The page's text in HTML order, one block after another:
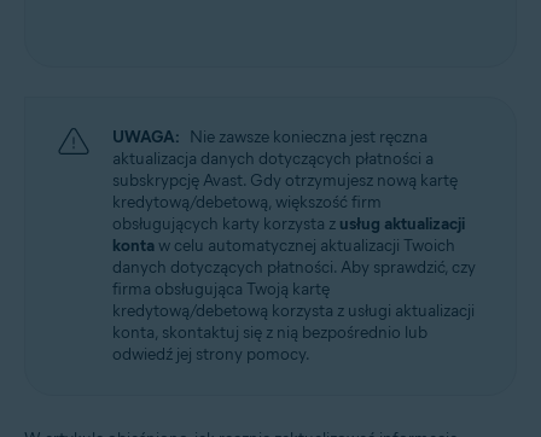
UWAGA: Nie zawsze konieczna jest ręczna
aktualizacja danych dotyczących płatności a
subskrypcję Avast. Gdy otrzymujesz nową kartę
kredytową/debetową, większość firm
obsługujących karty korzysta z usług aktualizacji
konta w celu automatycznej aktualizacji Twoich
danych dotyczących płatności. Aby sprawdzić, czy
firma obsługująca Twoją kartę
kredytową/debetową korzysta z usługi aktualizacji
konta, skontaktuj się z nią bezpośrednio lub
odwiedź jej strony pomocy.